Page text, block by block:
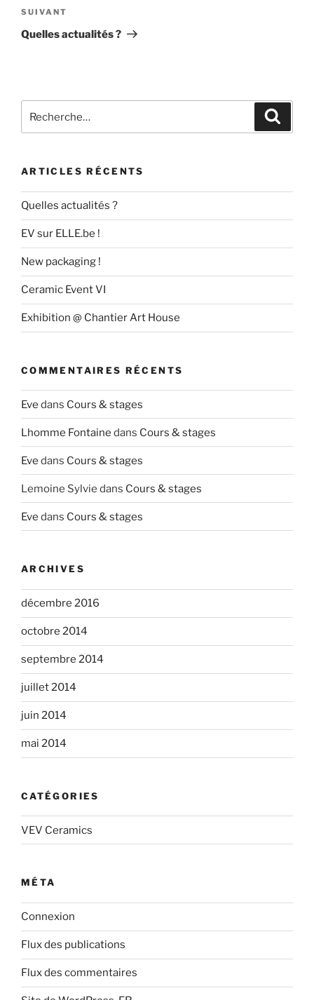
Article
suivant
SUIVANT
Quelles actualités ?
pour
ARTICLES RÉCENTS
Quelles actualités ?
EV sur ELLE.be !
New packaging !
Ceramic Event VI
Exhibition @ Chantier Art House
COMMENTAIRES RÉCENTS
Eve dans Cours & stages
Lhomme Fontaine dans Cours & stages
Eve dans Cours & stages
Lemoine Sylvie dans Cours & stages
Eve dans Cours & stages
ARCHIVES
décembre 2016
octobre 2014
septembre 2014
juillet 2014
juin 2014
mai 2014
CATÉGORIES
VEV Ceramics
MÉTA
Connexion
Flux des publications
Flux des commentaires